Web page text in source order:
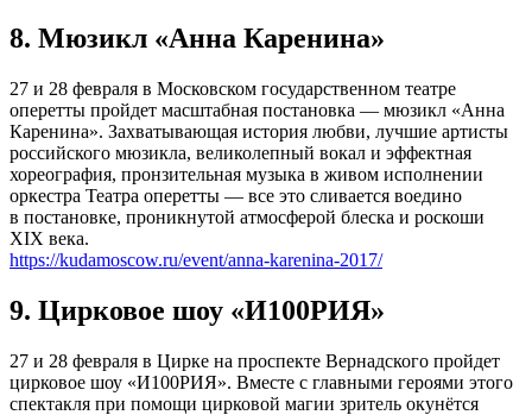
8. Мюзикл «Анна Каренина»
27 и 28 февраля в Московском государственном театре
оперетты пройдет масштабная постановка — мюзикл «Анна
Каренина». Захватывающая история любви, лучшие артисты
российского мюзикла, великолепный вокал и эффектная
хореография, пронзительная музыка в живом исполнении
оркестра Театра оперетты — все это сливается воедино
в постановке, проникнутой атмосферой блеска и роскоши
XIX века.
https://kudamoscow.ru/event/anna-karenina-2017/
9. Цирковое шоу «И100РИЯ»
27 и 28 февраля в Цирке на проспекте Вернадского пройдет
цирковое шоу «И100РИЯ». Вместе с главными героями этого
спектакля при помощи цирковой магии зритель окунётся